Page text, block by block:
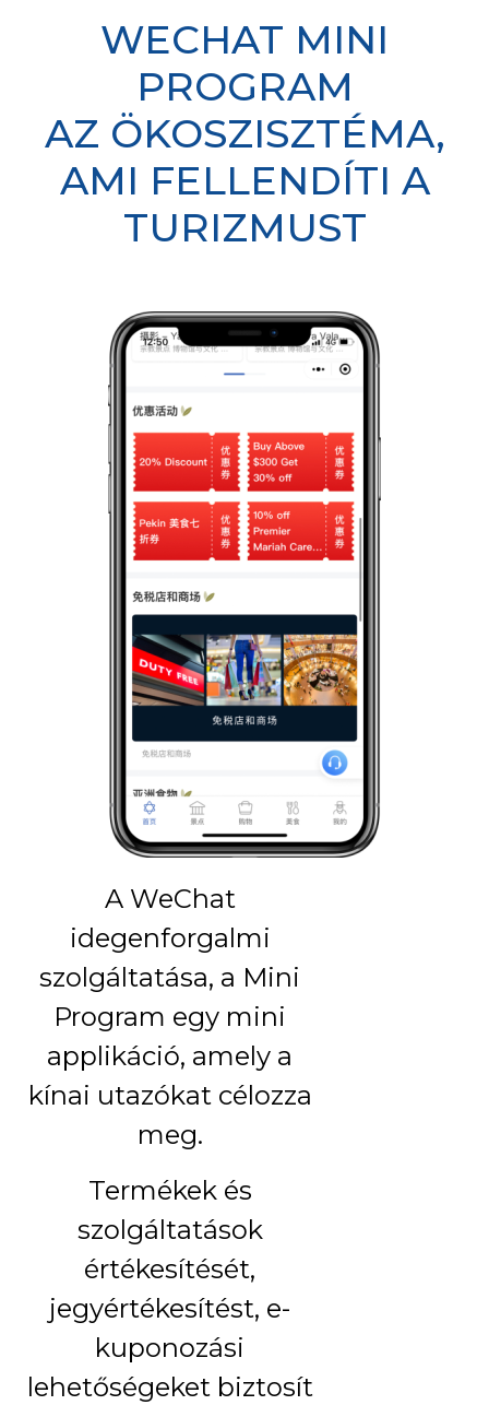
WECHAT MINI
PROGRAM
AZ ÖKOSZISZTÉMA,
AMI FELLENDÍTI A
TURIZMUST
A WeChat
idegenforgalmi
szolgáltatása, a Mini
Program egy mini
applikáció, amely a
kínai utazókat célozza
meg.
Termékek és
szolgáltatások
értékesítését,
jegyértékesítést, e-
kuponozási
lehetőségeket biztosít